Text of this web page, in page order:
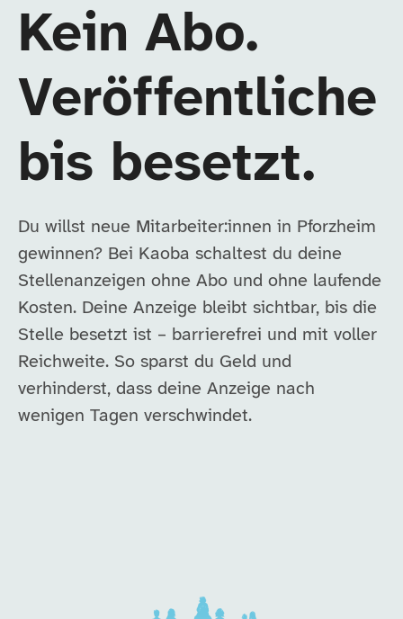
Kein Abo.
Veröffentliche
bis besetzt.
Du willst neue Mitarbeiter:innen in Pforzheim
gewinnen? Bei Kaoba schaltest du deine
Stellenanzeigen ohne Abo und ohne laufende
Kosten. Deine Anzeige bleibt sichtbar, bis die
Stelle besetzt ist – barrierefrei und mit voller
Reichweite. So sparst du Geld und
verhinderst, dass deine Anzeige nach
wenigen Tagen verschwindet.
Unsere Arbeitgeber in